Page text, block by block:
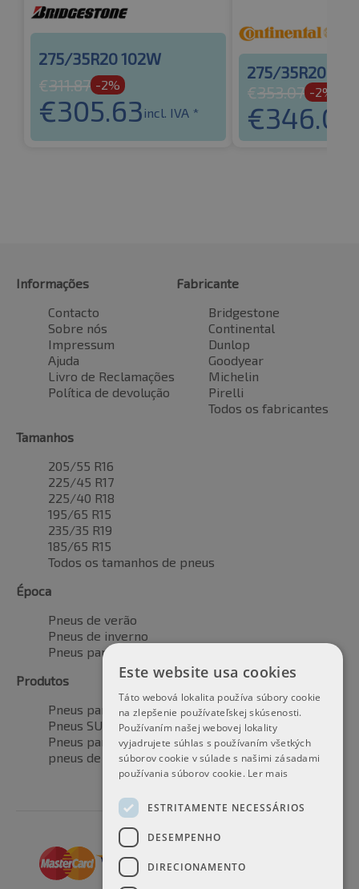
275/35R20 102W
€311.87 -2%
€305.63 incl. IVA *
275/35R20
€353.07 -2%
€346.01
Informações
Contacto
Sobre nós
Impressum
Ajuda
Livro de Reclamações
Política de devolução
Fabricante
Bridgestone
Continental
Dunlop
Goodyear
Michelin
Pirelli
Todos os fabricantes
Tamanhos
205/55 R16
225/45 R17
225/40 R18
195/65 R15
235/35 R19
185/65 R15
Todos os tamanhos de pneus
Época
Pneus de verão
Pneus de inverno
Pneus para todas as estações
Produtos
Pneus para automóveis
Pneus SUV / 4x4
Pneus para veículos de transporte
pneus de motocicleta
Este website usa cookies
Táto webová lokalita používa súbory cookie
na zlepšenie používateľskej skúsenosti.
Používaním našej webovej lokality
vyjadrujete súhlas s používaním všetkých
súborov cookie v súlade s našimi zásadami
používania súborov cookie. Ler mais
ESTRITAMENTE NECESSÁRIOS
DESEMPENHO
DIRECIONAMENTO